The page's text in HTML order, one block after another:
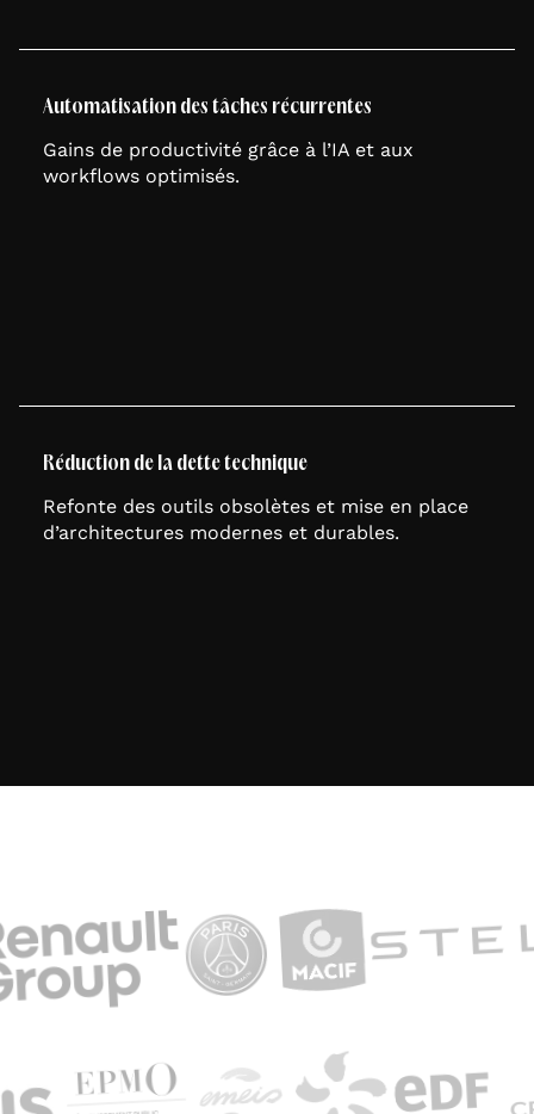
Automatisation des tâches récurrentes
Gains de productivité grâce à l’IA et aux
workflows optimisés.
Réduction de la dette technique
Refonte des outils obsolètes et mise en place
d’architectures modernes et durables.